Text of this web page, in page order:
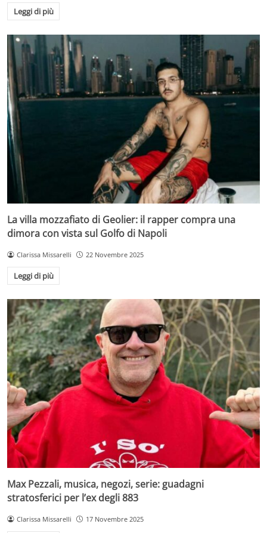
Leggi di più
La villa mozzafiato di Geolier: il rapper compra una
dimora con vista sul Golfo di Napoli
Clarissa Missarelli 22 Novembre 2025
Leggi di più
Max Pezzali, musica, negozi, serie: guadagni
stratosferici per l’ex degli 883
Clarissa Missarelli 17 Novembre 2025